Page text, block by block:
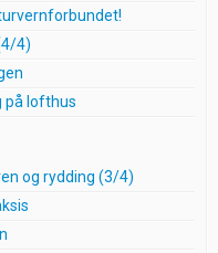
4)
på lofthus
og rydding (3/4)